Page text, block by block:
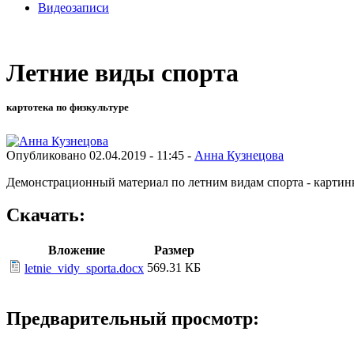
Видеозаписи
Летние виды спорта
картотека по физкультуре
Опубликовано 02.04.2019 - 11:45 - Анна Кузнецова
Демонстрационный материал по летним видам спорта -
Скачать:
Вложение
Размер
letnie_vidy_sporta.docx 569.31 КБ
Предварительный просмотр: